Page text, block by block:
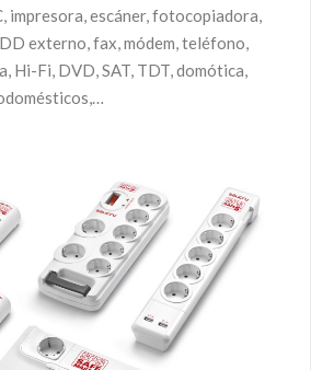
impresora, escáner, fotocopiadora,
externo, fax, módem, teléfono,
Hi-Fi, DVD, SAT, TDT, domótica,